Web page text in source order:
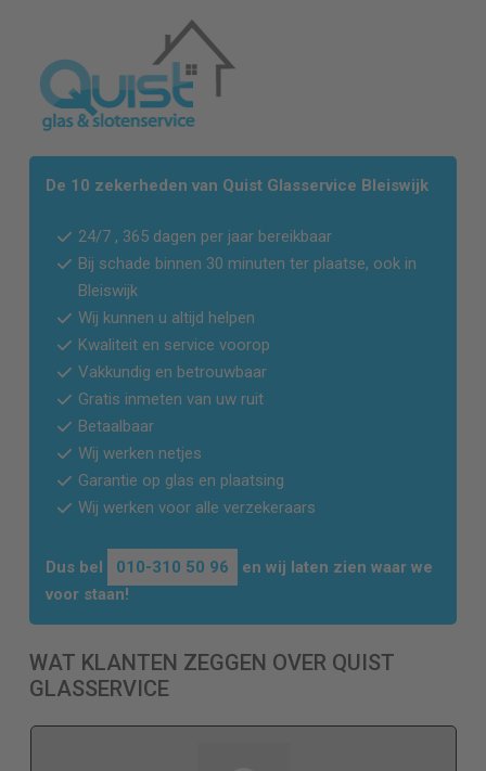
De 10 zekerheden van Quist Glasservice Bleiswijk
24/7 , 365 dagen per jaar bereikbaar
Bij schade binnen 30 minuten ter plaatse, ook in
Bleiswijk
Wij kunnen u altijd helpen
Kwaliteit en service voorop
Vakkundig en betrouwbaar
Gratis inmeten van uw ruit
Betaalbaar
Wij werken netjes
Garantie op glas en plaatsing
Wij werken voor alle verzekeraars
Dus bel 010-310 50 96
en wij laten zien waar we
voor staan!
WAT KLANTEN ZEGGEN OVER QUIST
GLASSERVICE